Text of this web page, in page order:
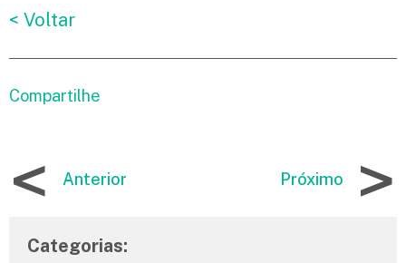
< Voltar
Compartilhe
< Anterior Próximo >
Categorias: